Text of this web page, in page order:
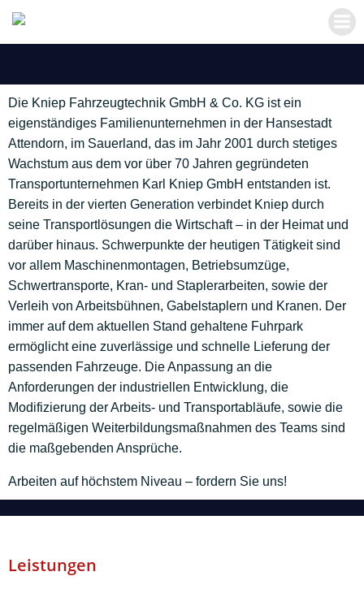
springen
Die Kniep Fahrzeugtechnik GmbH & Co. KG ist ein
eigenständiges Familienunternehmen in der Hansestadt
Attendorn, im Sauerland, das im Jahr 2001 durch stetiges
Wachstum aus dem vor über 70 Jahren gegründeten
Transportunternehmen Karl Kniep GmbH entstanden ist.
Bereits in der vierten Generation verbindet Kniep durch
seine Transportlösungen die Wirtschaft – in der Heimat und
darüber hinaus. Schwerpunkte der heutigen Tätigkeit sind
vor allem Maschinenmontagen, Betriebsumzüge,
Schwertransporte, Kran- und Staplerarbeiten, sowie der
Verleih von Arbeitsbühnen, Gabelstaplern und Kranen. Der
immer auf dem aktuellen Stand gehaltene Fuhrpark
ermöglicht eine zuverlässige und schnelle Lieferung der
passenden Fahrzeuge. Die Anpassung an die
Anforderungen der industriellen Entwicklung, die
Modifizierung der Arbeits- und Transportabläufe, sowie die
regelmäßigen Weiterbildungsmaßnahmen des Teams sind
die maßgebenden Ansprüche.
Arbeiten auf höchstem Niveau – fordern Sie uns!
Leistungen